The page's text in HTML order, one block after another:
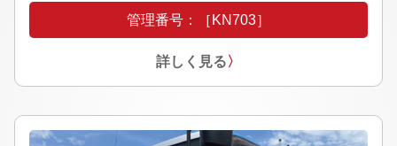
管理番号：［KN703］
詳しく見る〉